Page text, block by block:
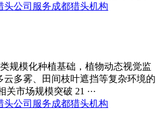
头公司服务成都猎头机构
规模化种植基础，植物动态视觉监
多雾、田间枝叶遮挡等复杂环境的
市场规模突破 21 ···
头公司服务成都猎头机构